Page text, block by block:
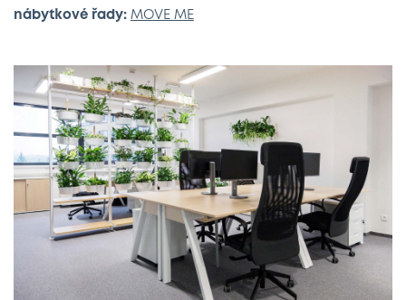
nábytkové řady: MOVE ME